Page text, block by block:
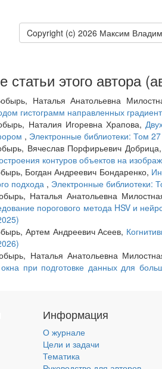
Copyright (c) 2026 Максим
этого автора
Наталья Анатольевна
гистограмм направленных
Наталия Игоревна Храпова,
, Электронные библиотеки: Том
Вячеслав Порфирьевич
контуров объектов на
Богдан Андреевич Бондаренко,
подхода , Электронные библиотеки:
Наталья Анатольевна
порогового метода HSV и
Артем Андреевич Асеев,
Наталья Анатольевна
при подготовке данных для
Информация
О журнале
Цели и задачи
Тематика